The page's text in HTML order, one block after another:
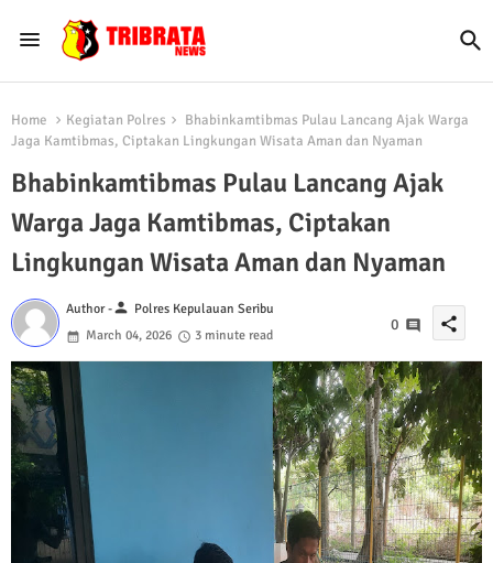
Home Kegiatan Polres
Bhabinkamtibmas Pulau Lancang Ajak Warga
Jaga Kamtibmas, Ciptakan Lingkungan Wisata Aman dan Nyaman
Bhabinkamtibmas Pulau Lancang Ajak
Warga Jaga Kamtibmas, Ciptakan
Lingkungan Wisata Aman dan Nyaman
Author -person Polres Kepulauan Seribu
March 04, 2026
3 minute read
0 share